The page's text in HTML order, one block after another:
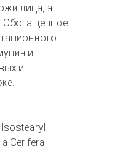
лица, а
Обогащенное
и
и
Cerifera,